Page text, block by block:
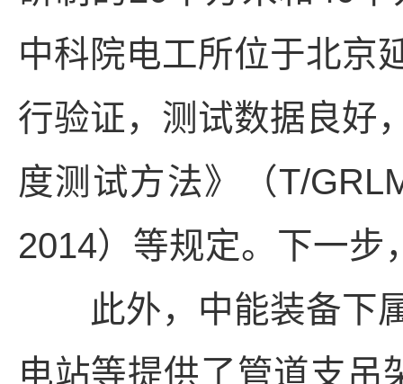
中科院电工所位于北京
行验证，测试数据良好
度测试方法》（T/
2014）等规定。下一步
此外，中能装备下
电站等提供了管道支吊